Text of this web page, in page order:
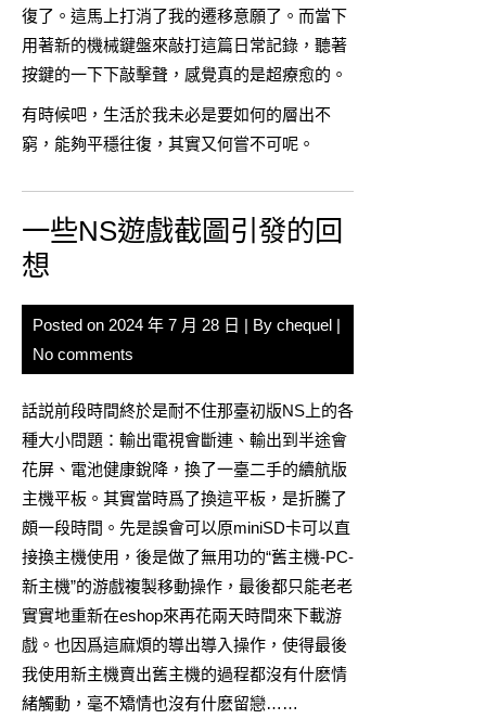
復了。這馬上打消了我的遷移意願了。而當下
用著新的機械鍵盤來敲打這篇日常記錄，聽著
按鍵的一下下敲擊聲，感覺真的是超療愈的。
有時候吧，生活於我未必是要如何的層出不
窮，能夠平穩往復，其實又何嘗不可呢。
一些NS遊戲截圖引發的回
想
Posted on 2024 年 7 月 28 日 | By chequel |
No comments
話説前段時間終於是耐不住那臺初版NS上的各
種大小問題：輸出電視會斷連、輸出到半途會
花屏、電池健康銳降，換了一臺二手的續航版
主機平板。其實當時爲了換這平板，是折騰了
頗一段時間。先是誤會可以原miniSD卡可以直
接換主機使用，後是做了無用功的“舊主機-PC-
新主機”的游戲複製移動操作，最後都只能老老
實實地重新在eshop來再花兩天時間來下載游
戲。也因爲這麻煩的導出導入操作，使得最後
我使用新主機賣出舊主機的過程都沒有什麽情
緒觸動，毫不矯情也沒有什麽留戀……